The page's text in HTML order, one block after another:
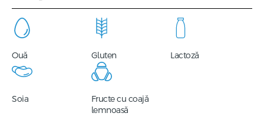
Ouă Gluten Lactoză
Soia
Fructe cu coajă
lemnoasă